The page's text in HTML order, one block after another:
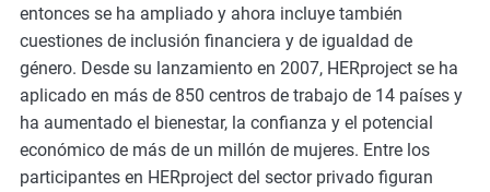
e
s
,
a
n
d
m
entonces se ha ampliado y ahora incluye también
cuestiones de inclusión financiera y de igualdad de
género. Desde su lanzamiento en 2007, HERproject se ha
aplicado en más de 850 centros de trabajo de 14 países y
ha aumentado el bienestar, la confianza y el potencial
económico de más de un millón de mujeres. Entre los
participantes en HERproject del sector privado figuran